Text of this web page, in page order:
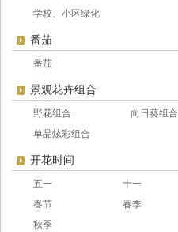
学校、小区绿化
番茄
番茄
景观花卉组合
野花组合
向日葵组合
单品炫彩组合
开花时间
五一
十一
春节
春季
秋季